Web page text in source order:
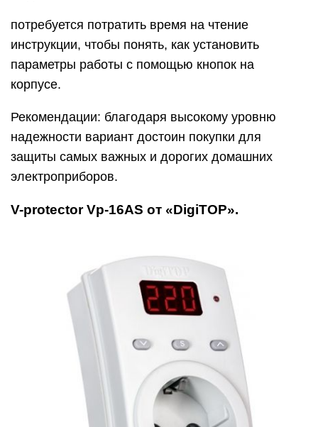
потребуется потратить время на чтение
инструкции, чтобы понять, как установить
параметры работы с помощью кнопок на
корпусе.
Рекомендации: благодаря высокому уровню
надежности вариант достоин покупки для
защиты самых важных и дорогих домашних
электроприборов.
V-protector Vp-16AS от «DigiTOP».